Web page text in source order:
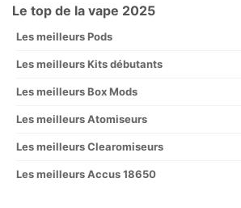
Le top de la vape 2025
Les meilleurs Pods
Les meilleurs Kits débutants
Les meilleurs Box Mods
Les meilleurs Atomiseurs
Les meilleurs Clearomiseurs
Les meilleurs Accus 18650